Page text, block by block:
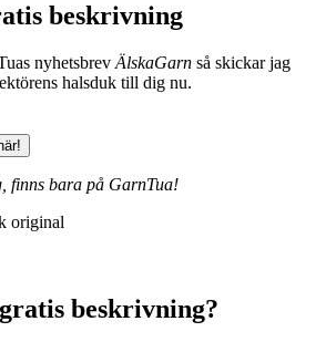
beskrivning
nyhetsbrev ÄlskaGarn så skickar jag
halsduk till dig nu.
finns bara på GarnTua!
beskrivning?